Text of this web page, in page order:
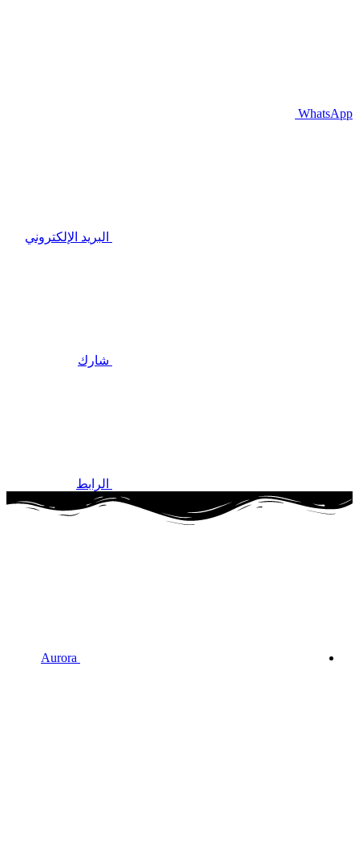
WhatsApp
البريد الإلكتروني
شارك
الرابط